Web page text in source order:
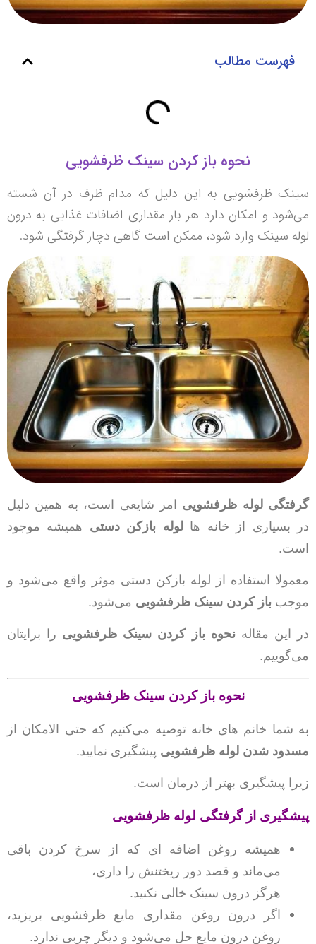
فهرست مطالب
نحوه باز کردن سینک ظرفشویی
سینک ظرفشویی به این دلیل که مدام ظرف در آن شسته
می‌شود و امکان دارد هر بار مقداری اضافات غذایی به درون
لوله سینک وارد شود، ممکن است گاهی دچار گرفتگی شود.
گرفتگی لوله ظرفشویی امر شایعی است، به همین دلیل
در بسیاری از خانه هالوله بازکن دستی همیشه موجود
است.
معمولا استفاده از لوله بازکن دستی موثر واقع می‌شود و
موجب باز کردن سینک ظرفشویی می‌شود.
در این مقالهنحوه باز کردن سینک ظرفشویی را برایتان
می‌گوییم.
نحوه باز کردن سینک ظرفشویی
به شما خانم های خانه توصیه می‌کنیم که حتی الامکان از
مسدود شدن لوله ظرفشویی پیشگیری نمایید.
زیرا پیشگیری بهتر از درمان است.
پیشگیری از گرفتگی لوله ظرفشویی
همیشه روغن اضافه ای که از سرخ کردن باقی
می‌ماند و قصد دور ریختنش را داری،
هرگز درون سینک خالی نکنید.
اگر درون روغن مقداری مایع ظرفشویی بریزید،
روغن درون مایع حل می‌شود و دیگر چربی ندارد.